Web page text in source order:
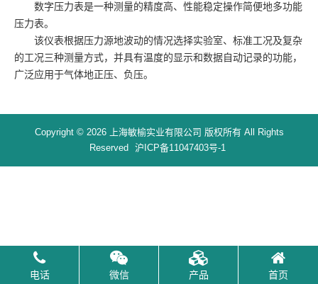
数字压力表是一种测量的精度高、性能稳定操作简便地多功能
压力表。
该仪表根据压力源地波动的情况选择实验室、标准工况及复杂
的工况三种测量方式，并具有温度的显示和数据自动记录的功能，
广泛应用于气体地正压、负压。
Copyright © 2026 上海敏榆实业有限公司 版权所有 All Rights
Reserved
沪ICP备11047403号-1
电话 微信 产品 首页